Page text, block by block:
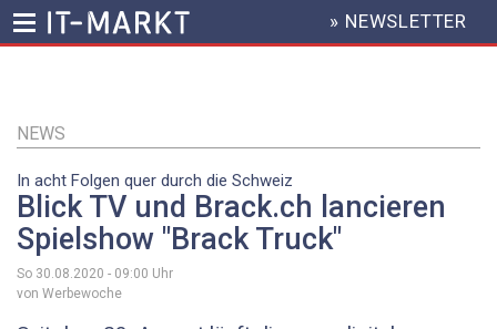
Inhalt
HEADER
MENU
» NEWSLETTER
NEWS
In acht Folgen quer durch die Schweiz
Blick TV und Brack.ch lancieren
Spielshow "Brack Truck"
So 30.08.2020 - 09:00 Uhr
von Werbewoche